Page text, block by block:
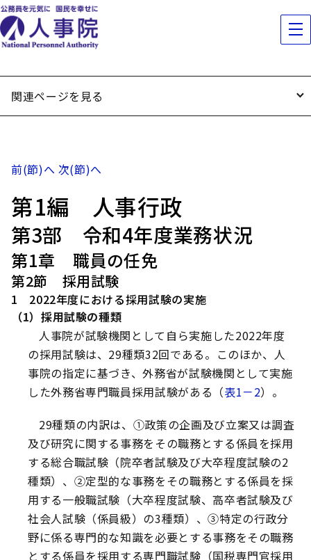
関連ページを見る
前(節)へ 次(節)へ
第1編 人事行政
第3部 令和4年度業務状況
第1章 職員の任免
第2節 採用試験
1 2022年度における採用試験の実施
（1）採用試験の種類
人事院が試験機関として自ら実施した2022年度
の採用試験は、29種類32回である。このほか、人
事院の指定に基づき、外務省が試験機関として実施
した外務省専門職員採用試験がある（表1－2）。
29種類の内訳は、①政策の企画及び立案又は調査
及び研究に関する事務をその職務とする係員を採用
する総合職試験（院卒者試験及び大卒程度試験の2
種類）、②定型的な事務をその職務とする係員を採
用する一般職試験（大卒程度試験、高卒者試験及び
社会人試験（係員級）の3種類）、③特定の行政分
野に係る専門的な知識を必要とする事務をその職務
とする係員を採用する専門職試験（国税専門官採用